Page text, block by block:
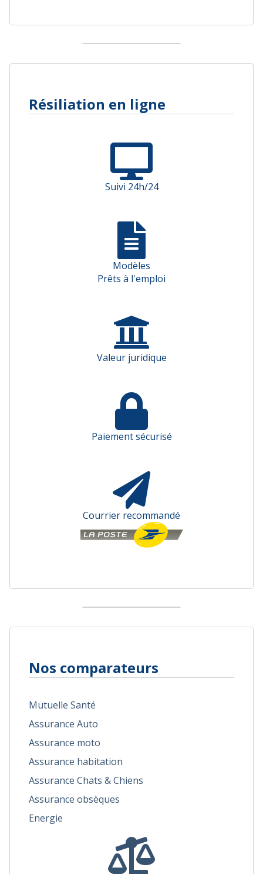
Résiliation en ligne
Suivi 24h/24
Modèles
Prêts à l'emploi
Valeur juridique
Paiement sécurisé
Courrier recommandé
Nos comparateurs
Mutuelle Santé
Assurance Auto
Assurance moto
Assurance habitation
Assurance Chats & Chiens
Assurance obsèques
Energie